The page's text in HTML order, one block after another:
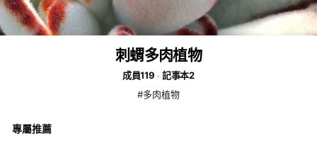
刺蝟多肉植物
成員119
記事本2
#多肉植物
專屬推薦